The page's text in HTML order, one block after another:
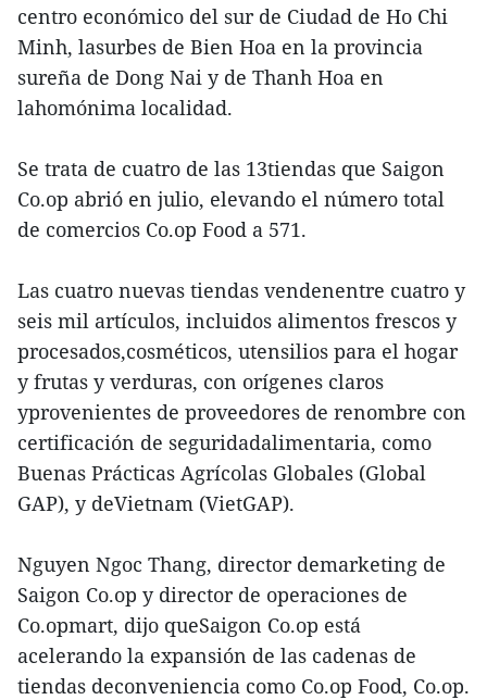
centro económico del sur de Ciudad de Ho Chi
Minh, lasurbes de Bien Hoa en la provincia
sureña de Dong Nai y de Thanh Hoa en
lahomónima localidad.
Se trata de cuatro de las 13tiendas que Saigon
Co.op abrió en julio, elevando el número total
de comercios Co.op Food a 571.
Las cuatro nuevas tiendas vendenentre cuatro y
seis mil artículos, incluidos alimentos frescos y
procesados,cosméticos, utensilios para el hogar
y frutas y verduras, con orígenes claros
yprovenientes de proveedores de renombre con
certificación de seguridadalimentaria, como
Buenas Prácticas Agrícolas Globales (Global
GAP), y deVietnam (VietGAP).
Nguyen Ngoc Thang, director demarketing de
Saigon Co.op y director de operaciones de
Co.opmart, dijo queSaigon Co.op está
acelerando la expansión de las cadenas de
tiendas deconveniencia como Co.op Food, Co.op.